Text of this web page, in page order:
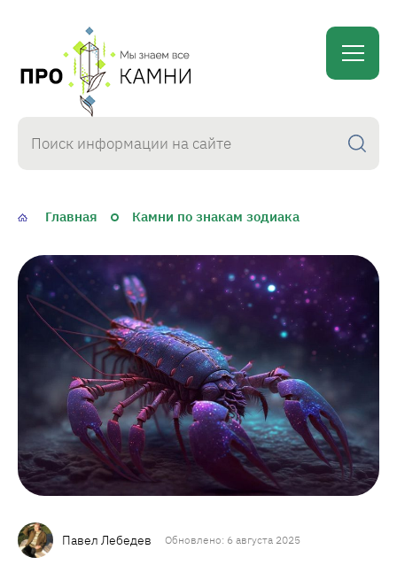
proKamni
Главная Камни по знакам зодиака
Павел Лебедев Обновлено: 6 августа 2025